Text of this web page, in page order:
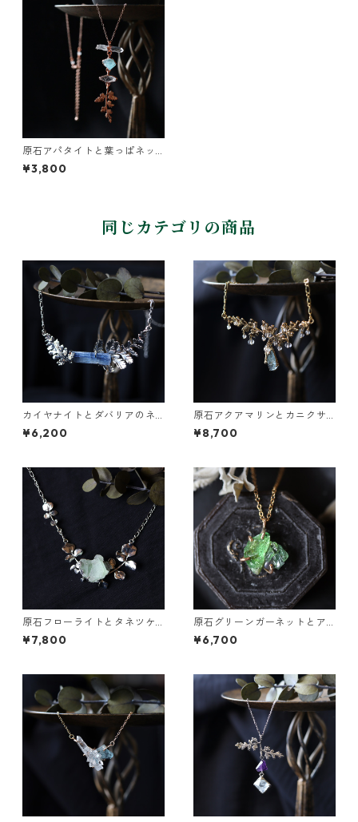
原石アパタイトと葉っぱネッ
クレス
¥3,800
同じカテゴリの商品
カイヤナイトとダバリアのネ
ックレス
¥6,200
原石アクアマリンとカニクサ
の葉の雫ネックレス
¥8,700
原石フローライトとタネツケ
バナのネックレス
¥7,800
原石グリーンガーネットとア
パタイトのネックレス
¥6,700